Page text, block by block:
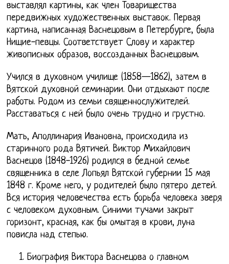
выставлял картины, как член Товарищества
передвижных художественных выставок. Первая
картина, написанная Васнецовым в Петербурге, была
Нищие-певцы. Соответствует Слову и характер
живописных образов, воссозданных Васнецовым.
Учился в духовном училище (1858—1862), затем в
Вятской духовной семинарии. Они отдыхают после
работы. Родом из семьи священнослужителей.
Расставаться с ней было очень трудно и грустно.
Мать, Аполлинария Ивановна, происходила из
старинного рода Вятичей. Виктор Михайлович
Васнецов (1848-1926) родился в бедной семье
священника в селе Лопьял Вятской губернии 15 мая
1848 г. Кроме него, у родителей было пятеро детей.
Вся история человечества есть борьба человека зверя
с человеком духовным. Синими тучами закрыт
горизонт, красная, как бы омытая в крови, луна
повисла над степью.
Биография Виктора Васнецова о главном